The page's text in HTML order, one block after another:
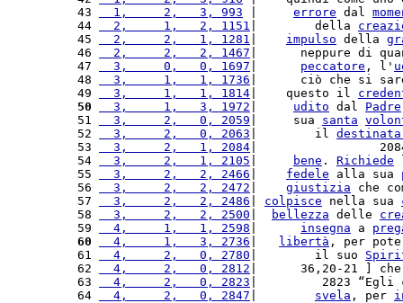
43
  1,     2,   3, 993
errore dal
44
  2,     1,   2, 1151
|        della
45
  2,     2,   1, 1281
impulso della
46
  2,     2,   2, 1467
|      neppure di
47
  3,     0,   0, 1697
peccatore , l'
48
  3,     1,   1, 1736
|      ciò che si
49
  3,     1,   1, 1814
|    questo il
50
  3,     1,   3, 1972
udito dal Padre
51
  3,     2,   0, 2059
|     sua santa
52
  3,     2,   0, 2063
|        il
53
  3,     2,   1, 2084
|
54
  3,     2,   1, 2105
bene . Richiede
55
  3,     2,   2, 2466
fedele alla sua
56
  3,     2,   2, 2472
giustizia che
57
  3,     2,   2, 2486
colpisce nella sua
58
  3,     2,   2, 2500
bellezza delle
59
  4,     1,   1, 2598
insegna a
60
  4,     1,   3, 2736
libertà , per
61
  4,     2,   0, 2780
|        il suo
62
  4,     2,   0, 2812
|      36,20-21 ]
63
  4,     2,   0, 2823
|         2823 “Egli
64
  4,     2,   0, 2847
svela , per